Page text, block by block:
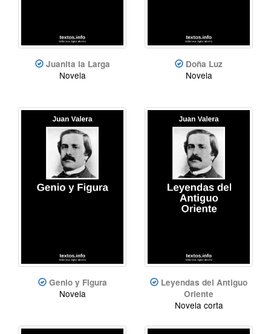
Juanita la Larga
Novela
Doña Luz
Novela
Genio y Figura
Novela
Leyendas del Antiguo
Oriente
Novela corta